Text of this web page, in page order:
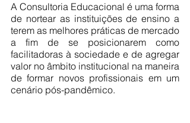
A Consultoria Educacional é uma forma
de nortear as instituições de ensino a
terem as melhores práticas de mercado
a fim de se posicionarem como
facilitadoras à sociedade e de agregar
valor no âmbito institucional na maneira
de formar novos profissionais em um
cenário pós-pandêmico.